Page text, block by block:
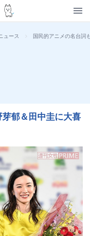
ュース > 国民的アニメの名台詞
郁＆田中圭に大喜